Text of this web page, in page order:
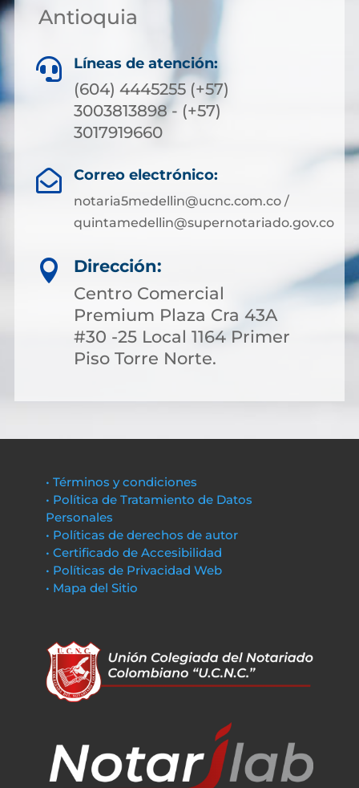
Antioquia
 Líneas de atención:
(604) 4445255 (+57)
3003813898 - (+57)
3017919660
 Correo electrónico:
notaria5medellin@ucnc.com.co /
quintamedellin@supernotariado.gov.co

Dirección:
Centro Comercial
Premium Plaza Cra 43A
#30 -25 Local 1164 Primer
Piso Torre Norte.
• Términos y condiciones
• Política de Tratamiento de Datos
Personales
• Políticas de derechos de autor
• Certificado de Accesibilidad
• Políticas de Privacidad Web
• Mapa del Sitio